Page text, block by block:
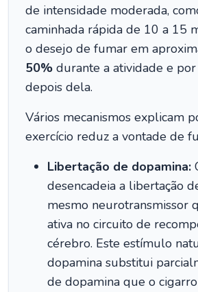
de intensidade moderada,
caminhada rápida de 10 a 15
o desejo de fumar em
50% durante a atividade e
depois dela.
Vários mecanismos explicam
exercício reduz a vontade de
Libertação de dopamina:
desencadeia a libertação
mesmo neurotransmissor
ativa no circuito de
cérebro. Este estímulo
dopamina substitui
de dopamina que o